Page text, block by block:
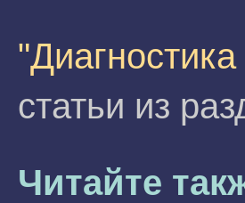
статьи из
Читайте